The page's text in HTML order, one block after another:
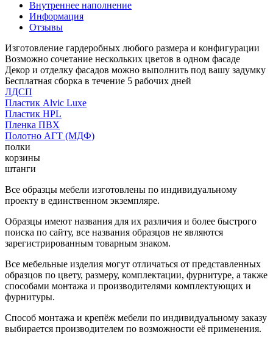
Внутреннее наполнение
Информация
Отзывы
Изготовление гардеробных любого размера и конфигурации
Возможно сочетание нескольких цветов в одном фасаде
Декор и отделку фасадов можно выполнить под вашу задумку
Бесплатная сборка в течение 5 рабочих дней
ЛДСП
Пластик Alvic Luxe
Пластик HPL
Пленка ПВХ
Полотно АГТ (МДФ)
полки
корзины
штанги
Все образцы мебели изготовлены по индивидуальному
проекту в единственном экземпляре.
Образцы имеют названия для их различия и более быстрого
поиска по сайту, все названия образцов не являются
зарегистрированным товарным знаком.
Все мебельные изделия могут отличаться от представленных
образцов по цвету, размеру, комплектации, фурнитуре, а также
способами монтажа и производителями комплектующих и
фурнитуры.
Способ монтажа и крепёж мебели по индивидуальному заказу
выбирается производителем по возможности её применения.